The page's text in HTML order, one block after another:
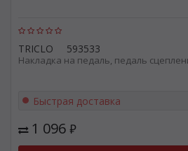
TRICLO 593533
Накладка на педаль, педаль
Быстрая доставка
1 096 ₽